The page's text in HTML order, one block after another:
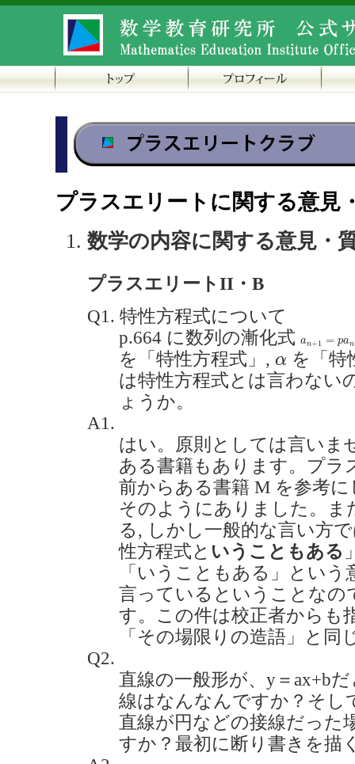
プラスエリートに関する意見
数学の内容に関する意見・
プラスエリートII・B
Q1. 特性方程式について
p.664 に数列の漸化式 an+1 = pan
an =p an+
を「特性方程式」, α
α を「特
は特性方程式とは言わない
ょうか。
A1.
はい。原則としては言いま
ある書籍もあります。プラ
前からある書籍 M を参考
そのようにありました。ま
る, しかし一般的な言い方
性方程式と いうこともある
「いうこともある」とい
言っているということなの
す。この件は校正者からも
「その場限りの造語」と
Q2.
直線の一般形が、y＝ax+b
線はなんなんですか？そし
直線が円などの接線だった
すか？最初に断り書きを描